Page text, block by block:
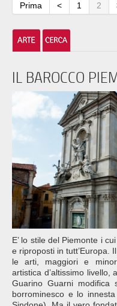
Prima < 1 2
IL BAROCCO
E’ lo stile del Piemonte i
e riproposti in tutt’Europa.
le arti, maggiori e
artistica d’altissimo livello,
Guarino Guarni modifica
borrominesco e lo